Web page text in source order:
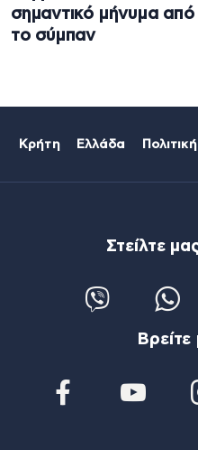
σημαντικό μήνυμα από
το σύμπαν
Κρήτη Ελλάδα Πολιτική
Στείλτε